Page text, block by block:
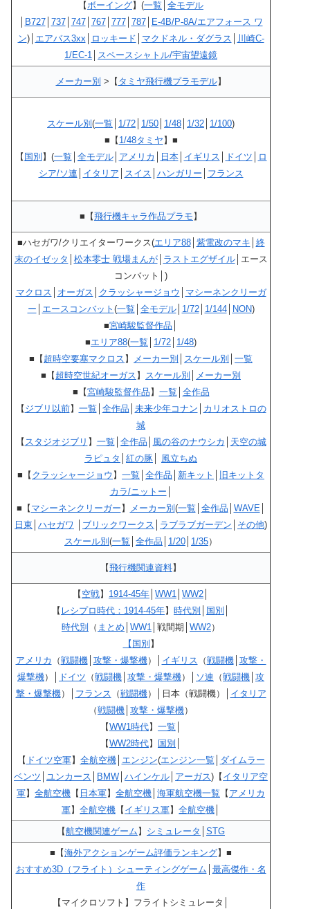
【ボーイング】(一覧 全モデル
B727│ 737│ 747│ 767│ 777│ 787│
E-4B/P-8A/エアフォース ワ
ン)│ エアバス3xx ロッキード マクドネル・ダグラス
川崎C-
1/EC-1 スペースシャトル/宇宙望遠鏡
メーカー別 >【 タミヤ飛行機プラモデル】
スケール別 (一覧 1/72 1/50 1/48 1/32 1/100)
■【 1/48タミヤ 】■
【 国別 】(一覧 全モデル│ アメリカ 日本│ イギリス ドイツ
ロ
シア/ソ連
イタリア スイス ハンガリー フランス
■【飛行機キャラ作品プラモ 】
■ハセガワ/クリエイターワークス(エリア88│ 紫電改のマキ 終
末のイゼッタ
松本零士 戦場まんが│ ラストエグザイル│エース
コンバット│)
マクロス
オーガス クラッシャージョウ
マシーネンクリーガ
ー
エースコンバット (一覧 全モデル│ 1/72│ 1/144│ NON)
■宮崎駿監督作品
■エリア88(一覧 1/72 1/48)
■【 超時空要塞マクロス 】 メーカー別 スケール別
一覧
■【 超時空世紀オーガス 】 スケール別
メーカー別
■【宮崎駿監督作品 】 一覧 全作品
【 ジブリ以前】 一覧 全作品 未来少年コナン
カリオストロの
城
【 スタジオジブリ 】 一覧 全作品 風の谷のナウシカ
天空の城
ラピュタ
紅の豚
風立ちぬ
■【 クラッシャージョウ 】 一覧 全作品 新キット
旧キットタ
カラ/ニットー
■【 マシーネンクリーガー 】 メーカー別 (一覧 全作品 WAVE│
日東 ハセガワ ブリックワークス ラブラブガーデン その他)
スケール別 (一覧 全作品 1/20 1/35）
【飛行機関連資料】
【 空戦】 1914-45年 WW1 WW2
【 レシプロ時代：1914-45年】 時代別 国別
時代別
（ まとめ WW1 │戦間期│ WW2）
【国別 】
アメリカ （戦闘機│ 攻撃・爆撃機）│ イギリス （戦闘機│ 攻撃・
爆撃機）│ ドイツ （戦闘機 攻撃・爆撃機）│ ソ連 （戦闘機 攻
撃・爆撃機）│ フランス （戦闘機）│日本（戦闘機）│ イタリア
（戦闘機 攻撃・爆撃機）
【WW1時代】 一覧
【WW2時代】 国別
【 ドイツ空軍】 全航空機│ エンジン(エンジン一覧
ダイムラー
ベンツ ユンカース BMW ハインケル アーガス)【 イタリア空
軍】 全航空機 【 日本軍】 全航空機 海軍航空機一覧 【 アメリカ
軍】 全航空機 【 イギリス軍】 全航空機
【航空機関連ゲーム 】 シミュレータ STG
■【海外アクションゲーム評価ランキング】■
おすすめ3D（フライト）シューティングゲーム 最高傑作・名
作
【マイクロソフト】フライトシミュレータ│